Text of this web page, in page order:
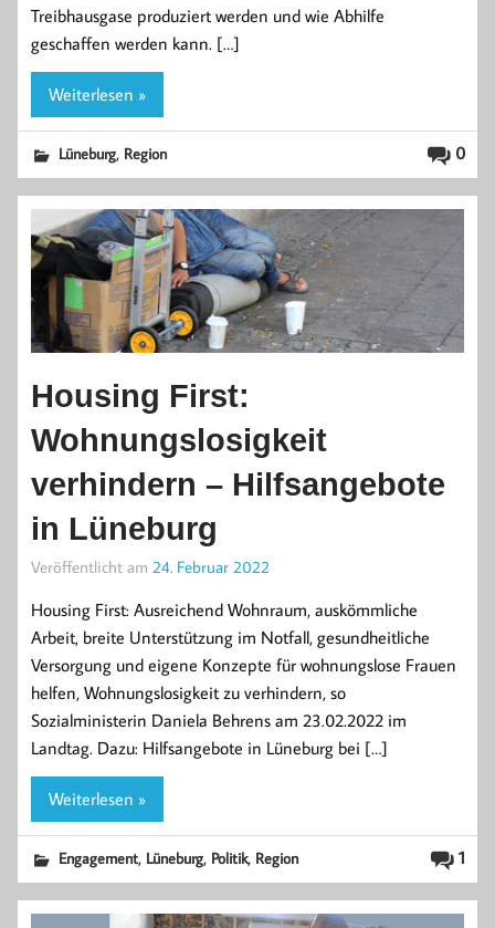
Treibhausgase produziert werden und wie Abhilfe
geschaffen werden kann. […]
Weiterlesen »
0
Lüneburg, Region
Housing First:
Wohnungslosigkeit
verhindern – Hilfsangebote
in Lüneburg
Veröffentlicht am 24. Februar 2022
Housing First: Ausreichend Wohnraum, auskömmliche
Arbeit, breite Unterstützung im Notfall, gesundheitliche
Versorgung und eigene Konzepte für wohnungslose Frauen
helfen, Wohnungslosigkeit zu verhindern, so
Sozialministerin Daniela Behrens am 23.02.2022 im
Landtag. Dazu: Hilfsangebote in Lüneburg bei […]
Weiterlesen »
1
Engagement, Lüneburg, Politik, Region